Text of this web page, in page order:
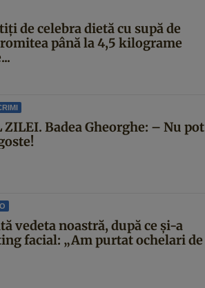
de celebra dietă cu supă de
până la 4,5 kilograme
ZILEI. Badea Gheorghe: – Nu pot
vedeta noastră, după ce și-a
facial: „Am purtat ochelari de